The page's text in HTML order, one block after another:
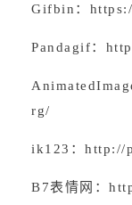
Gifbin：
Pandagif：
rg/
ik123： http://
B7表情网：